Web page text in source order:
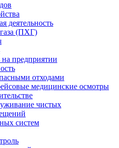
деятельность
(ПХГ)
предприятии
отходами
медицинские осмотры
чистых
систем